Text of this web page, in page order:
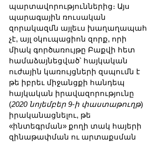
պարտավորություններից։ Այս
պարագային ռուսական
զորակազմն այլեւս խաղաղապահ
չէ, այլ օկուպացիոն զորք, որի
միակ գործառույթը Բաքվի հետ
համաձայնեցված՝ հայկական
ուժային կառույցների զսպումն է
թե իբրեւ միջանցքի հանդեպ
հայկական իրավազորությունը
(2020 նոյեմբեր 9-ի փաստաթուղթ)
իրականացնելու, թե
«ինտեգրման» քողի տակ հայերի
զինաթափման ու արտաքսման